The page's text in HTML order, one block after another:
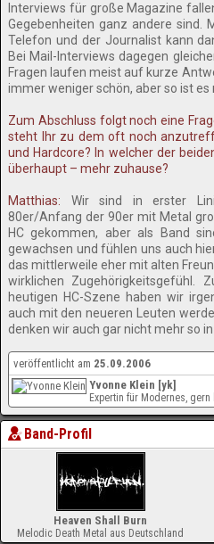
Interviews für große Magazine
Gegebenheiten ganz andere sind.
Telefon und der Journalist kann
Bei Mail-Interviews dagegen
Fragen laufen meist auf kurze
immer weniger schön, aber so ist es
Zum Abschluss folgt noch eine
steht Ihr zu dem oft noch
und Hardcore? In welcher der
überhaupt – mehr zuhause?
Matthias: Wir sind in erster
80er/Anfang der 90er mit Metal
HC gekommen, aber als Band
gewachsen und fühlen uns auch
das mittlerweile eher mit alten
wirklichen Zugehörigkeitsgefühl.
heutigen HC-Szene haben wir
auch mit den neueren Leuten
denken wir auch gar nicht mehr so
veröffentlicht am 25.09.2006
Yvonne Klein [yk]
Expertin für Modernes,
Band-Profil
Heaven Shall Burn
Melodic Death Metal aus Deutschland